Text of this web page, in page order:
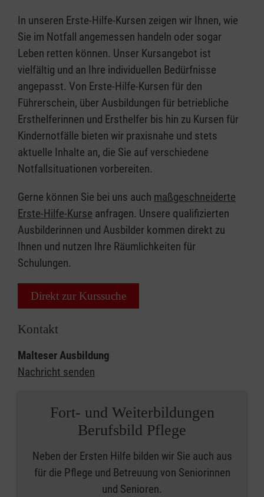
In unseren Erste-Hilfe-Kursen zeigen wir Ihnen, wie
Sie im Notfall angemessen handeln oder sogar
Leben retten können. Unser Kursangebot ist
vielfältig und an Ihre individuellen Bedürfnisse
angepasst. Von Erste-Hilfe-Kursen für den
Führerschein, über Ausbildungen für betriebliche
Ersthelferinnen und Ersthelfer bis hin zu Kursen für
Kindernotfälle bieten wir praxisnahe und stets
aktuelle Inhalte an, die Sie auf verschiedene
Notfallsituationen vorbereiten.
Gerne können Sie bei uns auch maßgeschneiderte
Erste-Hilfe-Kurse anfragen. Unsere qualifizierten
Ausbilderinnen und Ausbilder kommen direkt zu
Ihnen und nutzen Ihre Räumlichkeiten für
Schulungen.
Direkt zur Kurssuche
Kontakt
Malteser Ausbildung
Nachricht senden
Fort- und Weiterbildungen
Berufsbild Pflege
Neben der Ersten Hilfe bilden wir Sie auch aus
für die Pflege und Betreuung von Seniorinnen
und Senioren.